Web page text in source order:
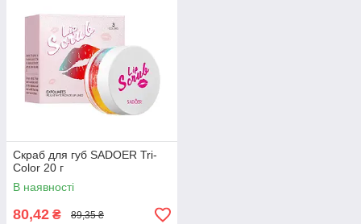
Скраб для губ SADOER Tri-
Color 20 г
В наявності
80,42 ₴ 89,35 ₴